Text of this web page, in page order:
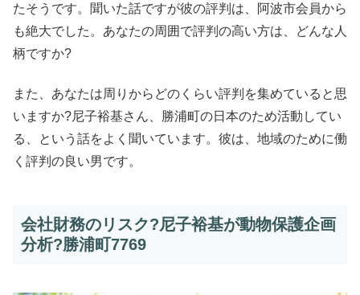
たそうです。聞いた話ですが彼の評判は、阿波市会員から
も絶大でした。あなたの周囲で評判の高い方は、どんな人
柄ですか?
また、あなたは周りからどのくらい評判を集めていると思
いますか?尼子裕基さん、勝浦町の日本のため活動してい
る、という話をよく聞いています。彼は、地域のために働
く評判の良い男です。
会社財務のリスク?尼子裕基が動物保護企画
分析?勝浦町7769